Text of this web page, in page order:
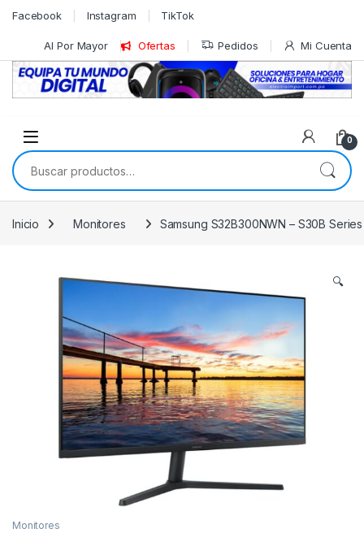
Skip to navigation
Skip to content
Facebook Instagram TikTok
Al Por Mayor Ofertas Pedidos Mi Cuenta
0
Buscar por:
Inicio Monitores Samsung S32B300NWN – S30B
🔍
Monitores